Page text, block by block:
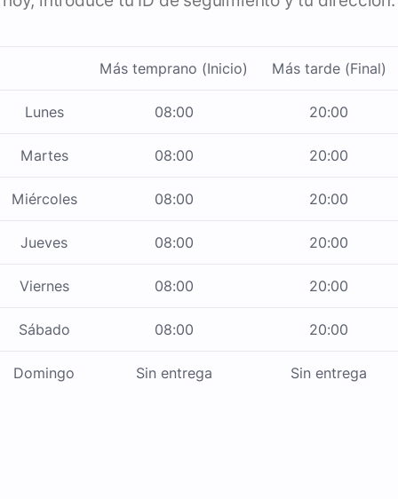
Más temprano (Inicio) Más tarde (Final)
Lunes 08:00 20:00
Martes 08:00 20:00
Miércoles 08:00 20:00
Jueves 08:00 20:00
Viernes 08:00 20:00
Sábado 08:00 20:00
Domingo Sin entrega Sin entrega